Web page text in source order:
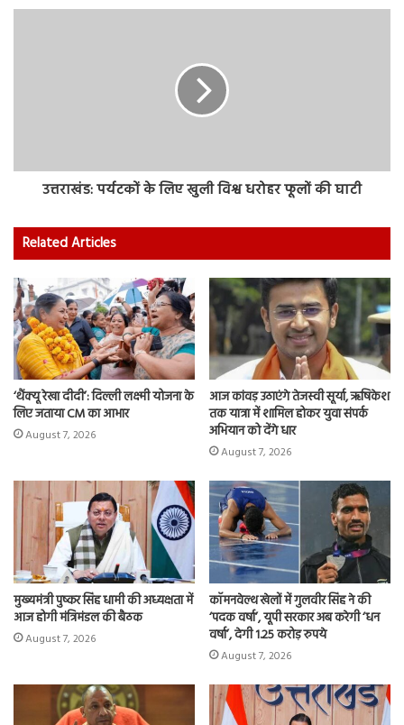
उत्तराखंड: पर्यटकों के लिए खुली विश्व धरोहर फूलों की घाटी
Related Articles
‘थैंक्यू रेखा दीदी’: दिल्ली लक्ष्मी योजना के
लिए जताया CM का आभार
August 7, 2026
आज कांवड़ उठाएंगे तेजस्वी सूर्या, ऋषिकेश
तक यात्रा में शामिल होकर युवा संपर्क
अभियान को देंगे धार
August 7, 2026
मुख्यमंत्री पुष्कर सिंह धामी की अध्यक्षता में
आज होगी मंत्रिमंडल की बैठक
August 7, 2026
कॉमनवेल्थ खेलों में गुलवीर सिंह ने की
‘पदक वर्षा’, यूपी सरकार अब करेगी ‘धन
वर्षा’, देगी 1.25 करोड़ रुपये
August 7, 2026